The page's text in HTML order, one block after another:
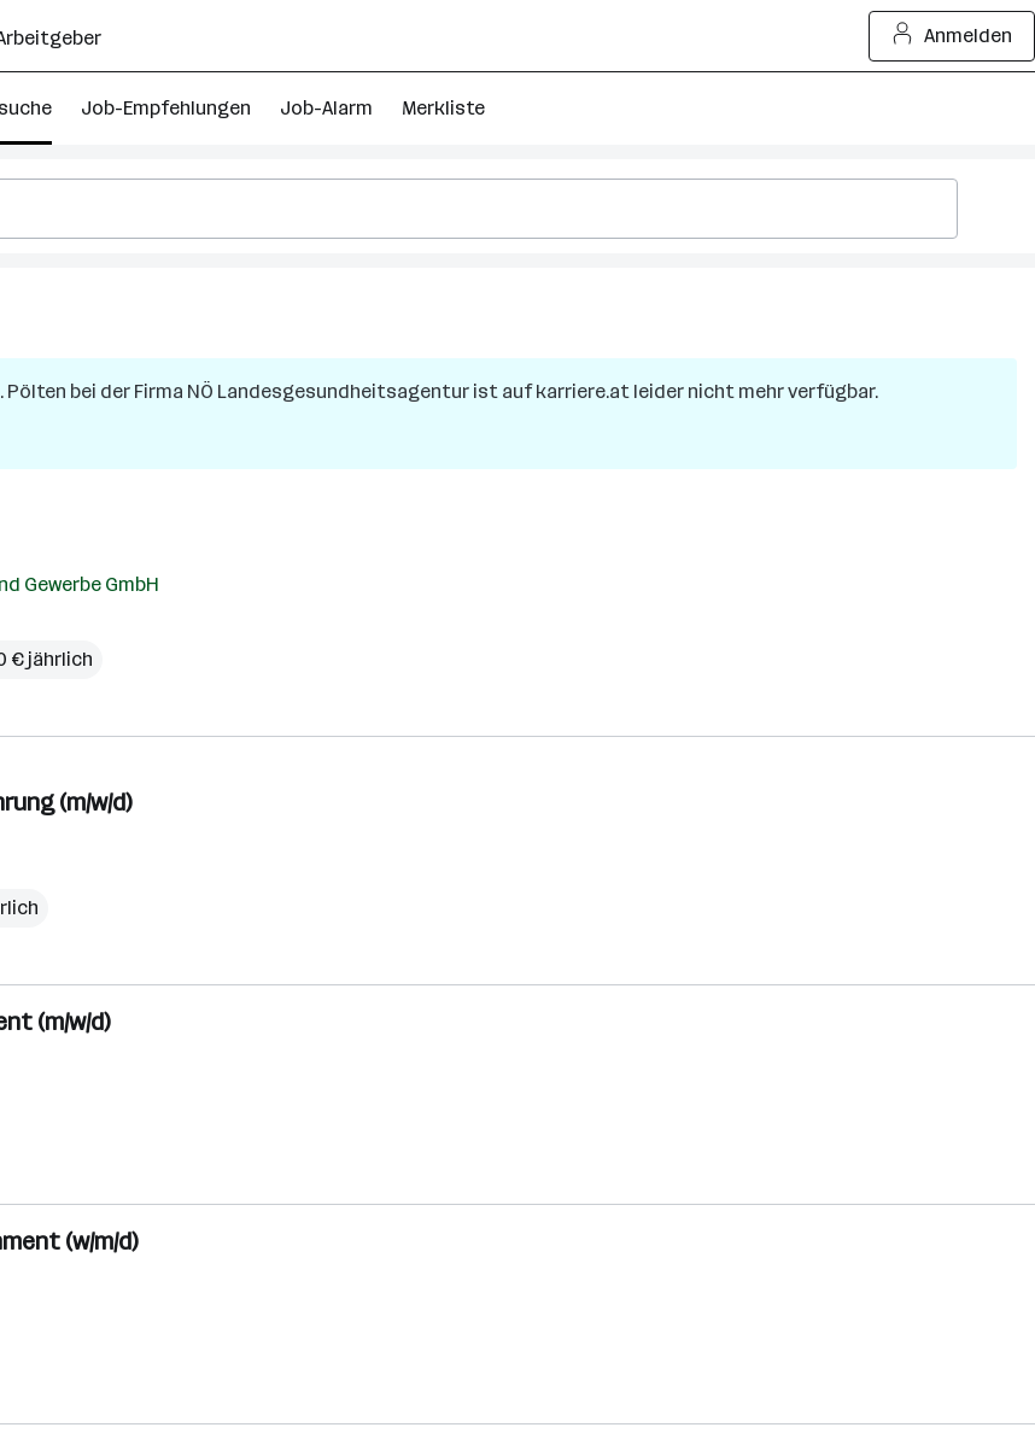
Anmelden
Job-Empfehlungen Job-Alarm Merkliste
Pölten bei der Firma NÖ Landesgesundheitsagentur ist auf karriere.at leider nicht mehr verfügbar.
Gewerbe GmbH
€ jährlich
(m/w/d)
(m/w/d)
(w/m/d)